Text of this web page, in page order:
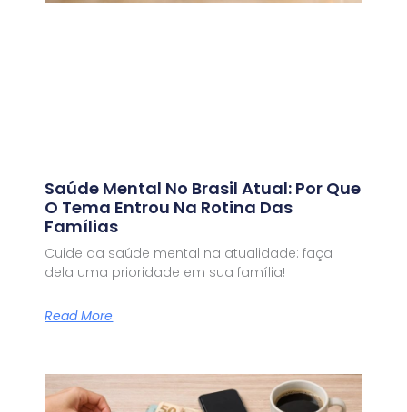
Saúde Mental No Brasil Atual: Por Que
O Tema Entrou Na Rotina Das
Famílias
Cuide da saúde mental na atualidade: faça
dela uma prioridade em sua família!
Read More